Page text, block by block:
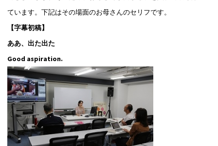
ています。下記はその場面のお母さんのセリフです。
【字幕初稿】
ああ、出た出た
Good aspiration.